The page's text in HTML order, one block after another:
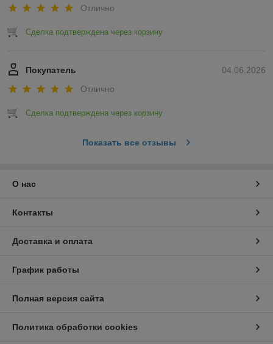
Отлично
Сделка подтверждена через корзину
04.06.2026
Покупатель
Отлично
Сделка подтверждена через корзину
Показать все отзывы
О нас
Контакты
Доставка и оплата
График работы
Полная версия сайта
Политика обработки cookies